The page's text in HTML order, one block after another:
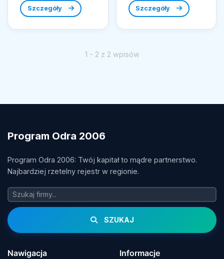
specjalizuje się w
przeprowadzkach...
Szczegóły Szczegóły
1 - 2 z 2 wpisów
Program Odra 2006
Program Odra 2006: Twój kapitał to mądre partnerstwo.
Najbardziej rzetelny rejestr w regionie.
SZUKAJ
Nawigacja Informacje